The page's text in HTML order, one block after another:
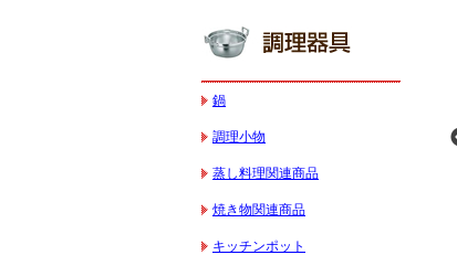
業務用スパイラルミ
HTHS30IN
595,100円（税込）
鍋
調理小物
蒸し料理関連商品
焼き物関連商品
キッチンポット